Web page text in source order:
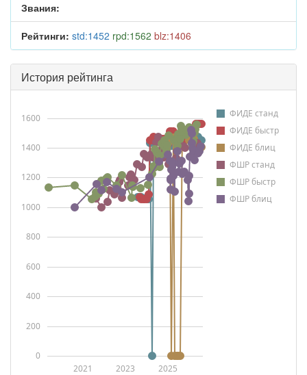
Звания:
Рейтинги: std:1452 rpd:1562 blz:1406
История рейтинга
ФИДЕ станд
ФИДЕ быстр
ФИДЕ блиц
ФШР станд
ФШР быстр
ФШР блиц
2021 2023 2025
0
200
400
600
800
1000
1200
1400
1600